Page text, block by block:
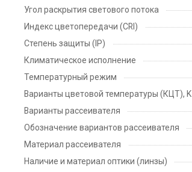
Угол раскрытия светового потока
Индекс цветопередачи (CRI)
Степень защиты (IP)
Климатическое исполнение
Температурный режим
Варианты цветовой температуры (КЦТ), K
Варианты рассеивателя
Обозначение вариантов рассеивателя
Материал рассеивателя
Наличие и материал оптики (линзы)